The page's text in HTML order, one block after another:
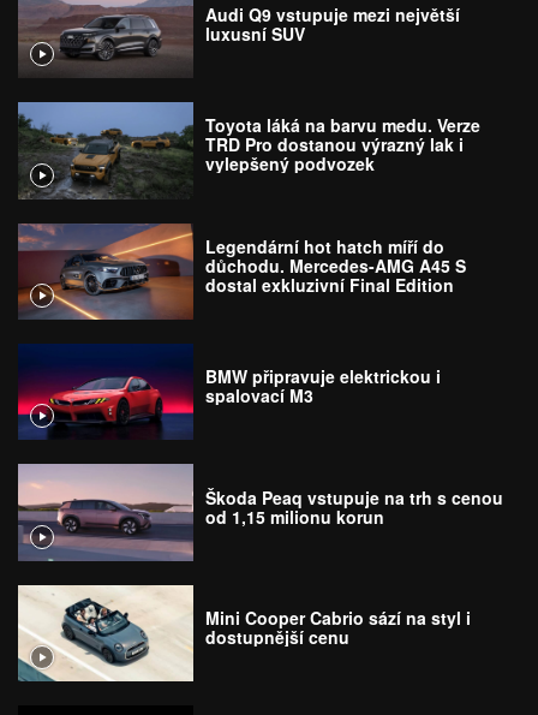
Audi Q9 vstupuje mezi největší
luxusní SUV
Toyota láká na barvu medu. Verze
TRD Pro dostanou výrazný lak i
vylepšený podvozek
Legendární hot hatch míří do
důchodu. Mercedes-AMG A45 S
dostal exkluzivní Final Edition
BMW připravuje elektrickou i
spalovací M3
Škoda Peaq vstupuje na trh s cenou
od 1,15 milionu korun
Mini Cooper Cabrio sází na styl i
dostupnější cenu